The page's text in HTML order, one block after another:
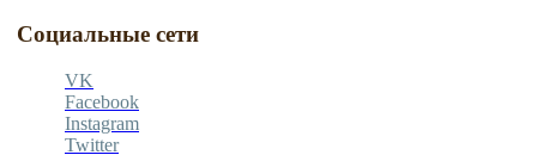
Социальные сети
VK
Facebook
Instagram
Twitter